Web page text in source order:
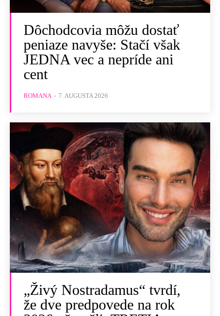
Dôchodcovia môžu dostať
peniaze navyše: Stačí však
JEDNA vec a nepríde ani
cent
ROMANA - 7. AUGUSTA 2026
„Živý Nostradamus“ tvrdí,
že dve predpovede na rok